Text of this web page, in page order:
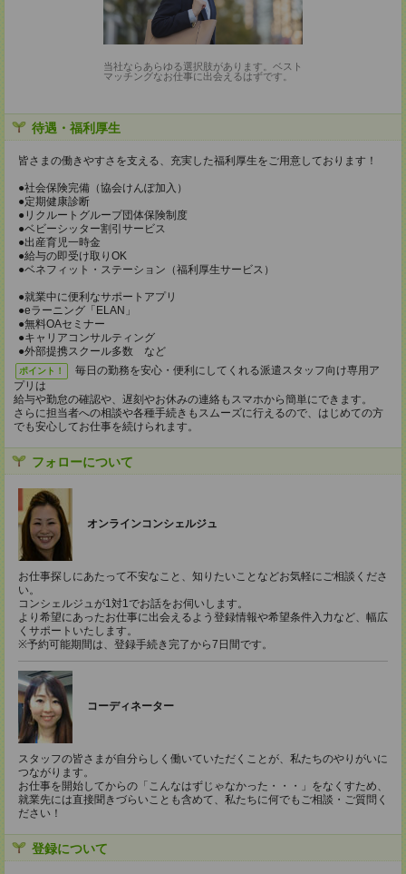
当社ならあらゆる選択肢があります。ベスト
マッチングなお仕事に出会えるはずです。
待遇・福利厚生
皆さまの働きやすさを支える、充実した福利厚生をご用意しております！
●社会保険完備（協会けんぽ加入）
●定期健康診断
●リクルートグループ団体保険制度
●ベビーシッター割引サービス
●出産育児一時金
●給与の即受け取りOK
●ベネフィット・ステーション（福利厚生サービス）
●就業中に便利なサポートアプリ
●eラーニング「ELAN」
●無料OAセミナー
●キャリアコンサルティング
●外部提携スクール多数 など
ポイント！
毎日の勤務を安心・便利にしてくれる派遣スタッフ向け専用ア
プリは
給与や勤怠の確認や、遅刻やお休みの連絡もスマホから簡単にできます。
さらに担当者への相談や各種手続きもスムーズに行えるので、はじめての方
でも安心してお仕事を続けられます。
フォローについて
オンラインコンシェルジュ
お仕事探しにあたって不安なこと、知りたいことなどお気軽にご相談くださ
い。
コンシェルジュが1対1でお話をお伺いします。
より希望にあったお仕事に出会えるよう登録情報や希望条件入力など、幅広
くサポートいたします。
※予約可能期間は、登録手続き完了から7日間です。
コーディネーター
スタッフの皆さまが自分らしく働いていただくことが、私たちのやりがいに
つながります。
お仕事を開始してからの「こんなはずじゃなかった・・・」をなくすため、
就業先には直接聞きづらいことも含めて、私たちに何でもご相談・ご質問く
ださい！
登録について